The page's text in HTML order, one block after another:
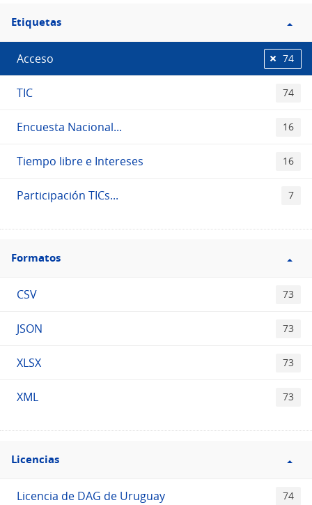
Filtro
Etiquetas
Etiquetas
Acceso 74
TIC 74
Encuesta Nacional... 16
Tiempo libre e Intereses 16
Participación TICs... 7
Filtro
Formatos
Formatos
CSV 73
JSON 73
XLSX 73
XML 73
Filtro
Licencias
Licencias
Licencia de DAG de Uruguay 74